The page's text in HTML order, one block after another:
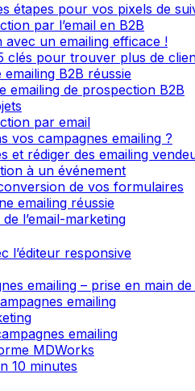
étapes pour vos pixels de
par l’email en B2B
un emailing efficace !
clés pour trouver plus de
emailing B2B réussie
emailing de prospection B2B
par email
vos campagnes emailing ?
et rédiger des emailing
à un événement
de vos formulaires
emailing réussie
l’email-marketing
l’éditeur responsive
emailing – prise en main de
emailing
emailing
MDWorks
10 minutes